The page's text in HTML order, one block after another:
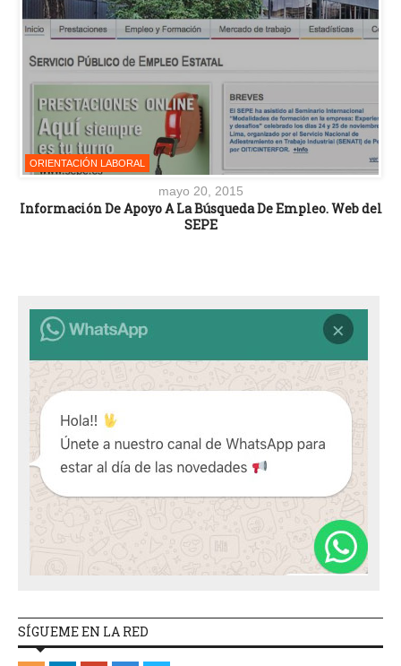
ORIENTACIÓN LABORAL
mayo 20, 2015
Información De Apoyo A La Búsqueda De Empleo. Web del
SEPE
SÍGUEME EN LA RED